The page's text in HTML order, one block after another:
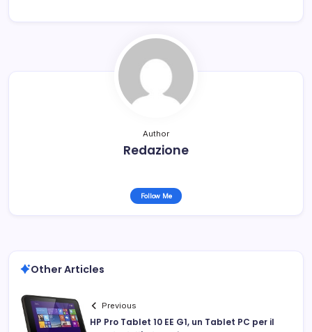
Author
Redazione
Follow Me
Other Articles
Previous
HP Pro Tablet 10 EE G1, un Tablet PC per il